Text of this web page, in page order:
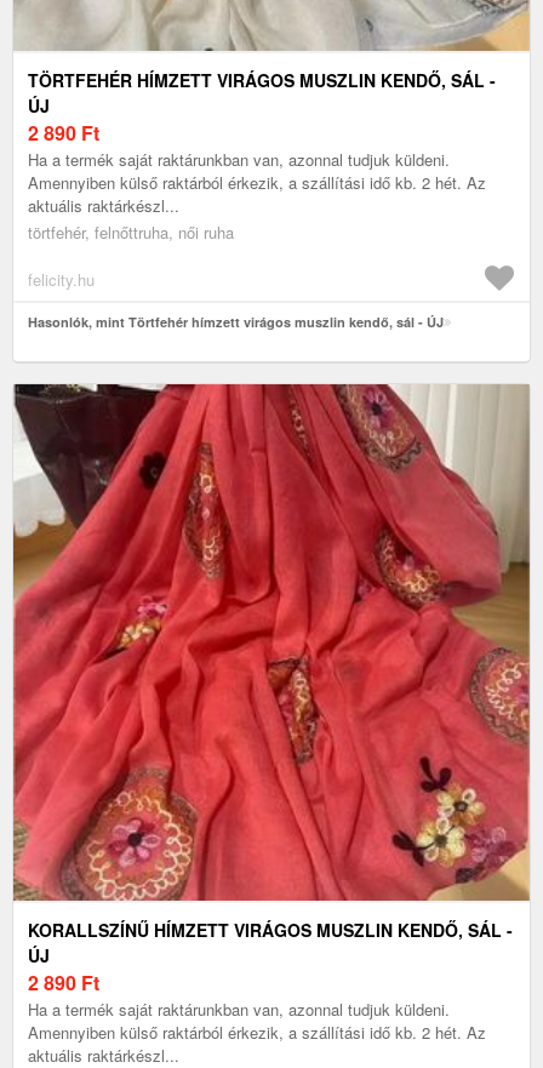
TÖRTFEHÉR HÍMZETT VIRÁGOS MUSZLIN KENDŐ, SÁL -
ÚJ
2 890 Ft
Ha a termék saját raktárunkban van, azonnal tudjuk küldeni.
Amennyiben külső raktárból érkezik, a szállítási idő kb. 2 hét. Az
aktuális raktárkészl...
törtfehér, felnőttruha, női ruha
felicity.hu
Hasonlók, mint Törtfehér hímzett virágos muszlin kendő, sál - ÚJ
KORALLSZÍNŰ HÍMZETT VIRÁGOS MUSZLIN KENDŐ, SÁL -
ÚJ
2 890 Ft
Ha a termék saját raktárunkban van, azonnal tudjuk küldeni.
Amennyiben külső raktárból érkezik, a szállítási idő kb. 2 hét. Az
aktuális raktárkészl...